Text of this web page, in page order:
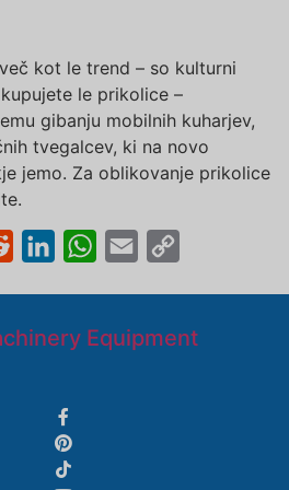
kot le trend – so kulturni
le prikolice –
gibanju mobilnih kuharjev,
tvegalcev, ki na novo
jemo. Za oblikovanje prikolice
Reddit LinkedInWhatsApp
Email
Equipment